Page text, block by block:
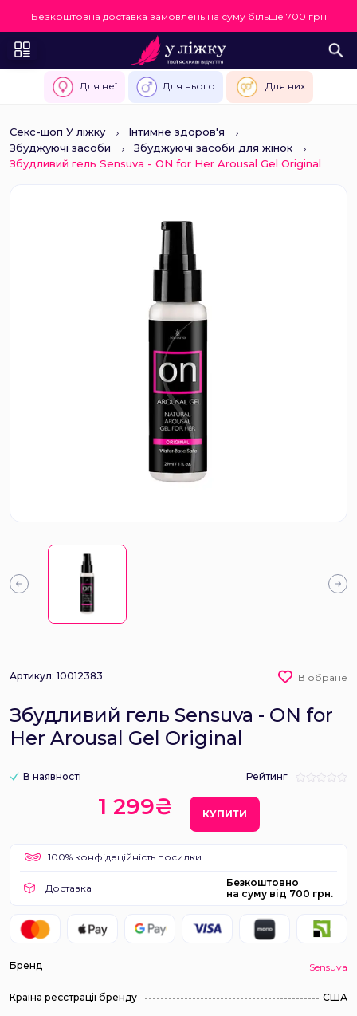
Безкоштовна доставка замовлень на суму більше 700 грн
Для неї Для нього Для них
Секс-шоп У ліжку
Інтимне здоров'я
Збуджуючі засоби
Збуджуючі засоби для жінок
Збудливий гель Sensuva - ON for Her Arousal Gel Original
Артикул: 10012383 В обране
Збудливий гель Sensuva - ON for
Her Arousal Gel Original
В наявності Рейтинг
1 299₴ КУПИТИ
100% конфідеційність посилки
Доставка
Безкоштовно
на суму від 700 грн.
Бренд Sensuva
Країна реєстрації бренду США